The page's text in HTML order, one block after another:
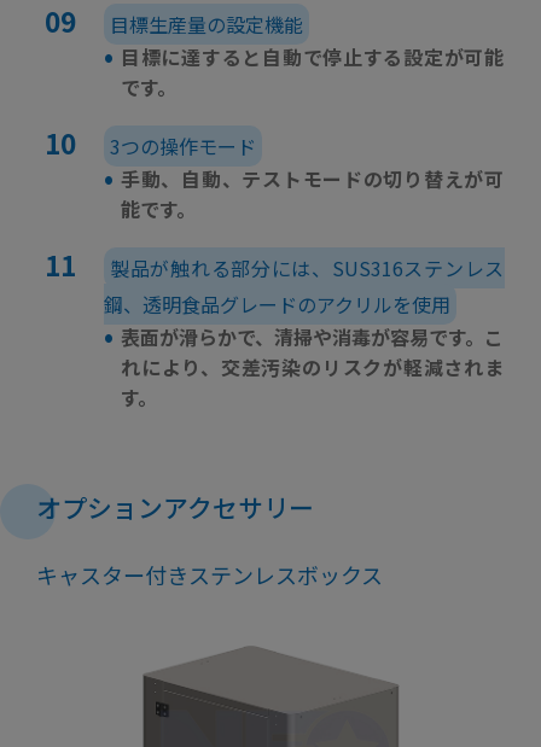
目標生産量の設定機能
• 目標に達すると自動で停止する設定が可能
です。
3つの操作モード
• 手動、自動、テストモードの切り替えが可
能です。
製品が触れる部分には、SUS316ステンレス
鋼、透明食品グレードのアクリルを使用
• 表面が滑らかで、清掃や消毒が容易です。こ
れにより、交差汚染のリスクが軽減されま
す。
オプションアクセサリー
キャスター付きステンレスボックス